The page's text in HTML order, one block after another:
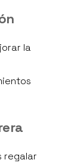
la
regalar